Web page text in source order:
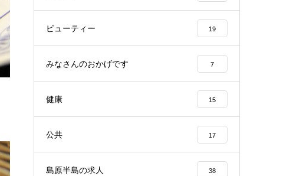
2023バレンタイン＠アビート
バレンタイン2023＠エスポワー
ビューティー 19
みなさんのおかげです 7
健康 15
公共 17
島原半島の求人 38